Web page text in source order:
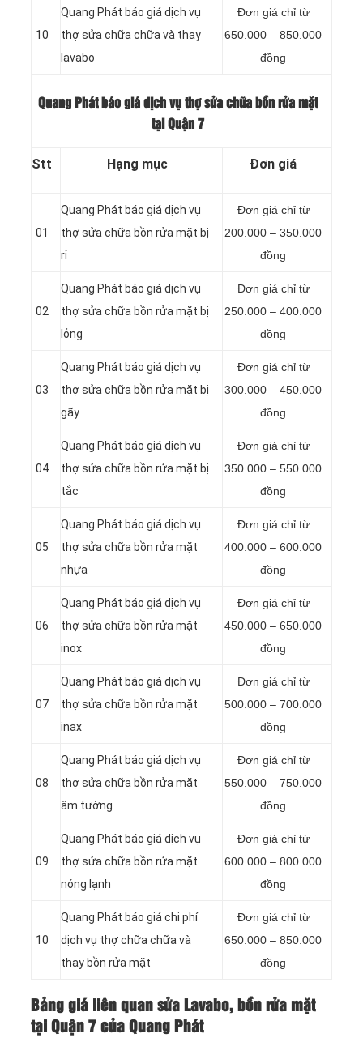
10
Quang Phát báo giá dịch vụ
thợ sửa chữa chữa và thay
lavabo
Đơn giá chỉ từ
650.000 – 850.000
đồng
Quang Phát báo giá dịch vụ thợ sửa chữa bồn rửa mặt
tại Quận 7
Stt Hạng mục Đơn giá
01
Quang Phát báo giá dịch vụ
thợ sửa chữa bồn rửa mặt bị
rỉ
Đơn giá chỉ từ
200.000 – 350.000
đồng
02
Quang Phát báo giá dịch vụ
thợ sửa chữa bồn rửa mặt bị
lỏng
Đơn giá chỉ từ
250.000 – 400.000
đồng
03
Quang Phát báo giá dịch vụ
thợ sửa chữa bồn rửa mặt bị
gãy
Đơn giá chỉ từ
300.000 – 450.000
đồng
04
Quang Phát báo giá dịch vụ
thợ sửa chữa bồn rửa mặt bị
tắc
Đơn giá chỉ từ
350.000 – 550.000
đồng
05
Quang Phát báo giá dịch vụ
thợ sửa chữa bồn rửa mặt
nhựa
Đơn giá chỉ từ
400.000 – 600.000
đồng
06
Quang Phát báo giá dịch vụ
thợ sửa chữa bồn rửa mặt
inox
Đơn giá chỉ từ
450.000 – 650.000
đồng
07
Quang Phát báo giá dịch vụ
thợ sửa chữa bồn rửa mặt
inax
Đơn giá chỉ từ
500.000 – 700.000
đồng
08
Quang Phát báo giá dịch vụ
thợ sửa chữa bồn rửa mặt
âm tường
Đơn giá chỉ từ
550.000 – 750.000
đồng
09
Quang Phát báo giá dịch vụ
thợ sửa chữa bồn rửa mặt
nóng lạnh
Đơn giá chỉ từ
600.000 – 800.000
đồng
10
Quang Phát báo giá chi phí
dịch vụ thợ chữa chữa và
thay bồn rửa mặt
Đơn giá chỉ từ
650.000 – 850.000
đồng
Bảng giá liên quan sửa Lavabo, bồn rửa mặt
tại Quận 7 của Quang Phát